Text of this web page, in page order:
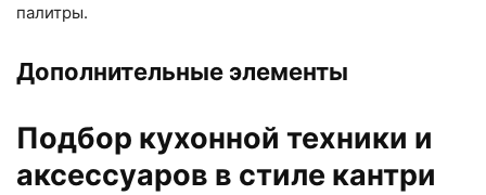
палитры.
Дополнительные элементы
Подбор кухонной техники и
аксессуаров в стиле кантри